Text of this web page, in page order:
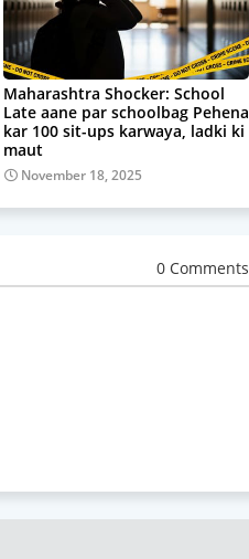
Maharashtra Shocker: School
Late aane par schoolbag Pehena
kar 100 sit-ups karwaya, ladki ki
maut
November 18, 2025
0 Comments